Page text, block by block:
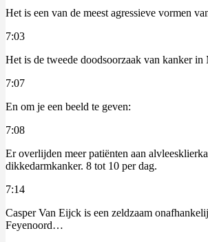
Het is een van de meest agressieve vormen
7:03
Het is de tweede doodsoorzaak van kanker in
7:07
En om je een beeld te geven:
7:08
Er overlijden meer patiënten aan
dikkedarmkanker. 8 tot 10 per dag.
7:14
Casper Van Eijck is een zeldzaam
Feyenoord…